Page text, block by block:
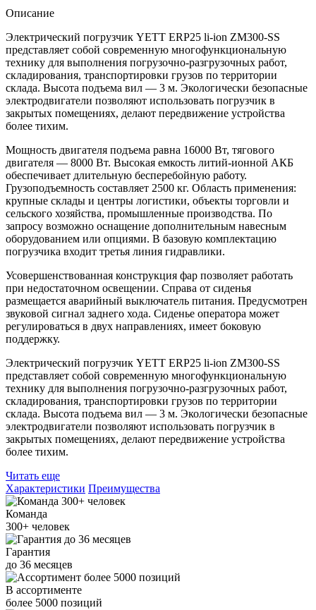
Описание
Электрический погрузчик YETT ERP25 li-ion ZM300-SS
представляет собой современную многофункциональную
технику для выполнения погрузочно-разгрузочных работ,
складирования, транспортировки грузов по территории
склада. Высота подъема вил — 3 м. Экологически безопасные
электродвигатели позволяют использовать погрузчик в
закрытых помещениях, делают передвижение устройства
более тихим.
Мощность двигателя подъема равна 16000 Вт, тягового
двигателя — 8000 Вт. Высокая емкость литий-ионной АКБ
обеспечивает длительную бесперебойную работу.
Грузоподъемность составляет 2500 кг. Область применения:
крупные склады и центры логистики, объекты торговли и
сельского хозяйства, промышленные производства. По
запросу возможно оснащение дополнительным навесным
оборудованием или опциями. В базовую комплектацию
погрузчика входит третья линия гидравлики.
Усовершенствованная конструкция фар позволяет работать
при недостаточном освещении. Справа от сиденья
размещается аварийный выключатель питания. Предусмотрен
звуковой сигнал заднего хода. Сиденье оператора может
регулироваться в двух направлениях, имеет боковую
поддержку.
Электрический погрузчик YETT ERP25 li-ion ZM300-SS
представляет собой современную многофункциональную
технику для выполнения погрузочно-разгрузочных работ,
складирования, транспортировки грузов по территории
склада. Высота подъема вил — 3 м. Экологически безопасные
электродвигатели позволяют использовать погрузчик в
закрытых помещениях, делают передвижение устройства
более тихим.
Читать еще
Характеристики Преимущества
Команда
300+ человек
Гарантия
до 36 месяцев
В ассортименте
более 5000 позиций